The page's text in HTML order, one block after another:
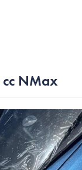
cc NMax